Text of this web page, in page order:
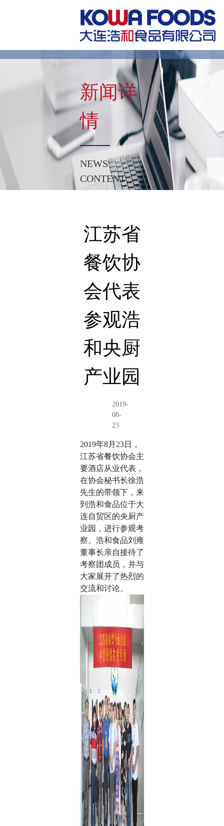
新闻详
情
NEWS
CONTENT
江苏省
餐饮协
会代表
参观浩
和央厨
产业园
2019-
08-
23
2019年8月23日，
江苏省餐饮协会主
要酒店从业代表，
在协会秘书长徐浩
先生的带领下，来
到浩和食品位于大
连自贸区的央厨产
业园，进行参观考
察。浩和食品刘雍
董事长亲自接待了
考察团成员，并与
大家展开了热烈的
交流和讨论。